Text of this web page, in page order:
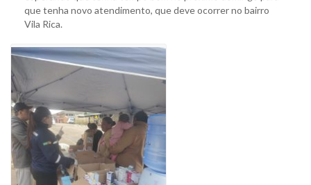
que tenha novo atendimento, que deve ocorrer no bairro
Vila Rica.